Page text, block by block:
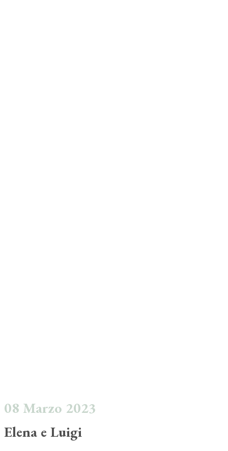
08 Marzo 2023
Elena e Luigi